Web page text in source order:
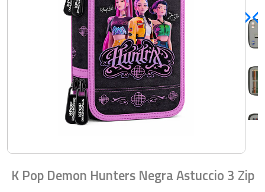
K Pop Demon Hunters Negra Astuccio 3 Zip